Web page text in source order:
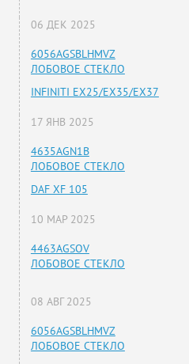
06 ДЕК 2025
6056AGSBLHMVZ
ЛОБОВОЕ СТЕКЛО
INFINITI EX25/EX35/EX37
17 ЯНВ 2025
4635AGN1B
ЛОБОВОЕ СТЕКЛО
DAF XF 105
10 МАР 2025
4463AGSOV
ЛОБОВОЕ СТЕКЛО
08 АВГ 2025
6056AGSBLHMVZ
ЛОБОВОЕ СТЕКЛО